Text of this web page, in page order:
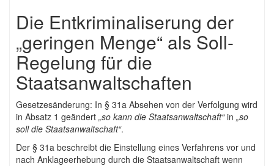
Die Entkriminaliserung der
„geringen Menge“ als Soll-
Regelung für die
Staatsanwaltschaften
Gesetzesänderung: In § 31a Absehen von der Verfolgung wird
in Absatz 1 geändert „so kann die Staatsanwaltschaft“in „so
soll die Staatsanwaltschaft“.
Der § 31a beschreibt die Einstellung eines Verfahrens vor und
nach Anklageerhebung durch die Staatsanwaltschaft wenn